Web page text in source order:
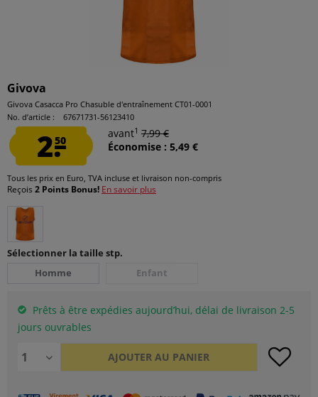
Givova
Givova Casacca Pro Chasuble d'entraînement CT01-0001
No. d’article :
67671731-56123410
2.50
avant1 7,99 €
Économise : 5,49 €
Tous les prix en Euro, TVA incluse et livraison non-compris
Reçois 2 Points Bonus! En savoir plus
Sélectionner la taille stp.
Homme
Enfant
Prêts à être expédies aujourd’hui, délai de livraison 2-5
jours ouvrables
AJOUTER AU PANIER